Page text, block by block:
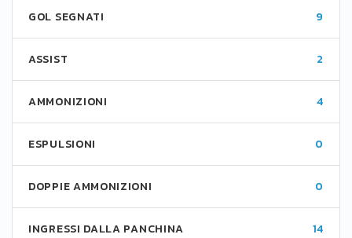
GOL SEGNATI 9
ASSIST 2
AMMONIZIONI 4
ESPULSIONI 0
DOPPIE AMMONIZIONI 0
INGRESSI DALLA PANCHINA 14